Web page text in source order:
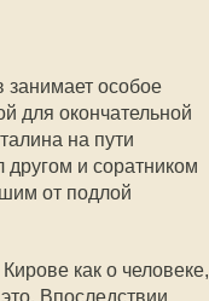
занимает особое
для окончательной
на пути
и соратником
от подлой
как о человеке,
Впоследствии